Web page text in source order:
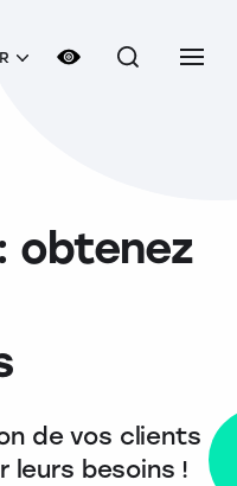
obtenez
de vos clients
leurs besoins !